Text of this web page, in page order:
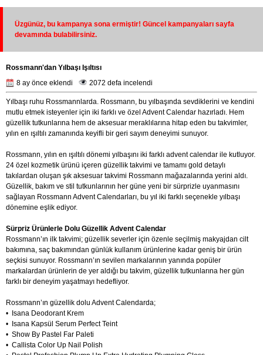
Üzgünüz, bu kampanya sona ermiştir! Güncel kampanyaları sayfa
devamında bulabilirsiniz.
Rossmann'dan Yılbaşı Işıltısı
8 ay önce eklendi
2072 defa incelendi
Yılbaşı ruhu Rossmannlarda. Rossmann, bu yılbaşında sevdiklerini ve kendini
mutlu etmek isteyenler için iki farklı ve özel Advent Calendar hazırladı. Hem
güzellik tutkunlarına hem de aksesuar meraklılarına hitap eden bu takvimler,
yılın en ışıltılı zamanında keyifli bir geri sayım deneyimi sunuyor.
Rossmann, yılın en ışıltılı dönemi yılbaşını iki farklı advent calendar ile kutluyor.
24 özel kozmetik ürünü içeren güzellik takvimi ve tamamı gold detaylı
takılardan oluşan şık aksesuar takvimi Rossmann mağazalarında yerini aldı.
Güzellik, bakım ve stil tutkunlarının her güne yeni bir sürprizle uyanmasını
sağlayan Rossmann Advent Calendarları, bu yıl iki farklı seçenekle yılbaşı
dönemine eşlik ediyor.
Sürpriz Ürünlerle Dolu Güzellik Advent Calendar
Rossmann’ın ilk takvimi; güzellik severler için özenle seçilmiş makyajdan cilt
bakımına, saç bakımından günlük kullanım ürünlerine kadar geniş bir ürün
seçkisi sunuyor. Rossmann’ın sevilen markalarının yanında popüler
markalardan ürünlerin de yer aldığı bu takvim, güzellik tutkunlarına her gün
farklı bir deneyim yaşatmayı hedefliyor.
Rossmann’ın güzellik dolu Advent Calendarda;
• Isana Deodorant Krem
• Isana Kapsül Serum Perfect Teint
• Show By Pastel Far Paleti
• Callista Color Up Nail Polish